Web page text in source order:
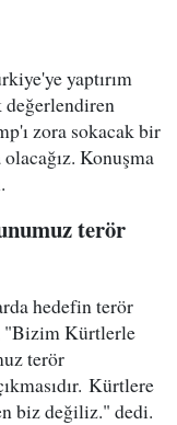
yaptırım
zora sokacak bir
Konuşma
terör
hedefin terör
"Bizim Kürtlerle
terör
Kürtlere
biz değiliz." dedi.